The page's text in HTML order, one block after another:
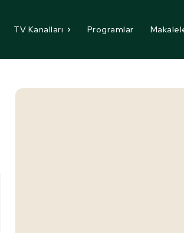
TV Kanalları Programlar